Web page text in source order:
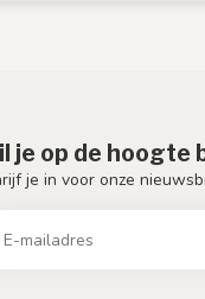
je op de hoogte
je in voor onze